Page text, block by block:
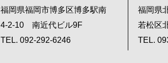
福岡県福岡市博多区博多駅南
4-2-10 南近代ビル9F
TEL. 092-292-6246
福岡県
若松区
TEL.